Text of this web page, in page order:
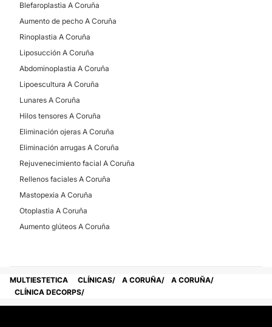
Blefaroplastia A Coruña
Aumento de pecho A Coruña
Rinoplastia A Coruña
Liposucción A Coruña
Abdominoplastia A Coruña
Lipoescultura A Coruña
Lunares A Coruña
Hilos tensores A Coruña
Eliminación ojeras A Coruña
Eliminación arrugas A Coruña
Rejuvenecimiento facial A Coruña
Rellenos faciales A Coruña
Mastopexia A Coruña
Otoplastia A Coruña
Aumento glúteos A Coruña
MULTIESTETICA CLÍNICAS A CORUÑA
A CORUÑA
CLÍNICA DECORPS